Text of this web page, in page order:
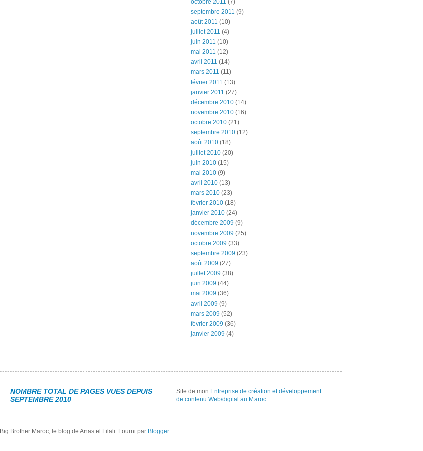
octobre 2011 (7)
septembre 2011 (9)
août 2011 (10)
juillet 2011 (4)
juin 2011 (10)
mai 2011 (12)
avril 2011 (14)
mars 2011 (11)
février 2011 (13)
janvier 2011 (27)
décembre 2010 (14)
novembre 2010 (16)
octobre 2010 (21)
septembre 2010 (12)
août 2010 (18)
juillet 2010 (20)
juin 2010 (15)
mai 2010 (9)
avril 2010 (13)
mars 2010 (23)
février 2010 (18)
janvier 2010 (24)
décembre 2009 (9)
novembre 2009 (25)
octobre 2009 (33)
septembre 2009 (23)
août 2009 (27)
juillet 2009 (38)
juin 2009 (44)
mai 2009 (36)
avril 2009 (9)
mars 2009 (52)
février 2009 (36)
janvier 2009 (4)
NOMBRE TOTAL DE PAGES VUES DEPUIS
SEPTEMBRE 2010
Site de mon Entreprise de création et développement
de contenu Web/digital au Maroc
Big Brother Maroc, le blog de Anas el Filali. Fourni par Blogger.